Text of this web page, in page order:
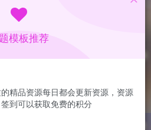
改作业，识字就能玩，日
模板推荐
精品资源每日都会更新资源，资源
到可以获取免费的积分